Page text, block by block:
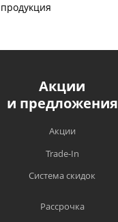
Акции
и предложения
Акции
Trade-In
Система скидок
Рассрочка